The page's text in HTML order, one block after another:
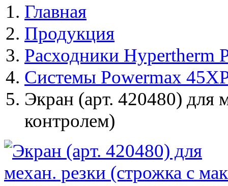
Главная
Продукция
Расходники Hypertherm
Системы Powermax
Экран (арт. 420480) для
контролем)